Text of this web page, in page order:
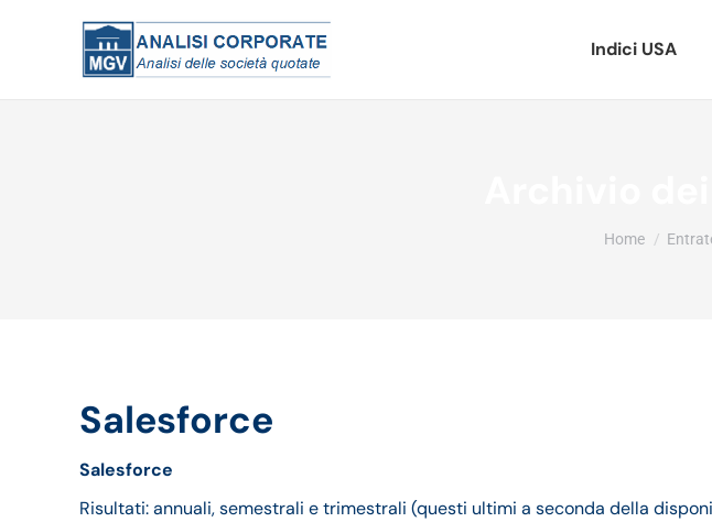
Indici USA
Tu sei qui:
Home
Salesforce
Salesforce
Risultati: annuali, semestrali e trimestrali (questi ultimi a seconda della